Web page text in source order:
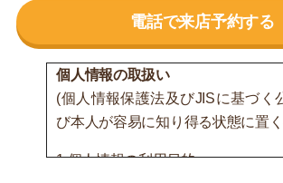
電話で来店予約する
個人情報の取扱い
(個人情報保護法及びJISに基づく
び本人が容易に知り得る状態に置
1.個人情報の利用目的